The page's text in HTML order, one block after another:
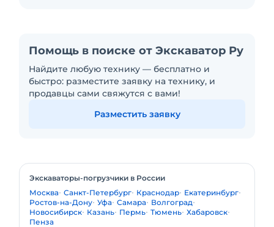
Помощь в поиске от Экскаватор Ру
Найдите любую технику — бесплатно и
быстро: разместите заявку на технику, и
продавцы сами свяжутся с вами!
Разместить заявку
Экскаваторы-погрузчики в России
Москва Санкт-Петербург Краснодар Екатеринбург
Ростов-на-Дону Уфа Самара Волгоград
Новосибирск Казань Пермь Тюмень Хабаровск
Пенза